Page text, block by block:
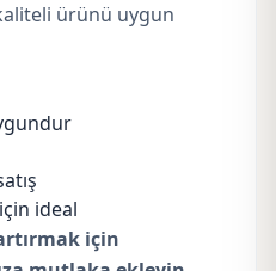
ürünü uygun
ideal
için